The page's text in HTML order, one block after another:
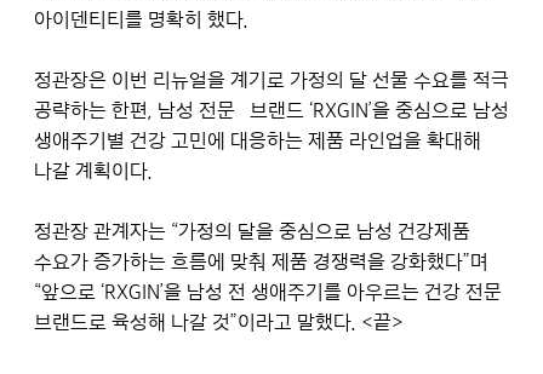
아이덴티티를 명확히 했다.
정관장은 이번 리뉴얼을 계기로 가정의 달 선물 수요를 적극
공략하는 한편, 남성 전문 브랜드 ‘RXGIN’을 중심으로 남성
생애주기별 건강 고민에 대응하는 제품 라인업을 확대해
나갈 계획이다.
정관장 관계자는 “가정의 달을 중심으로 남성 건강제품
수요가 증가하는 흐름에 맞춰 제품 경쟁력을 강화했다”며
“앞으로 ‘RXGIN’을 남성 전 생애주기를 아우르는 건강 전문
브랜드로 육성해 나갈 것”이라고 말했다. <끝>